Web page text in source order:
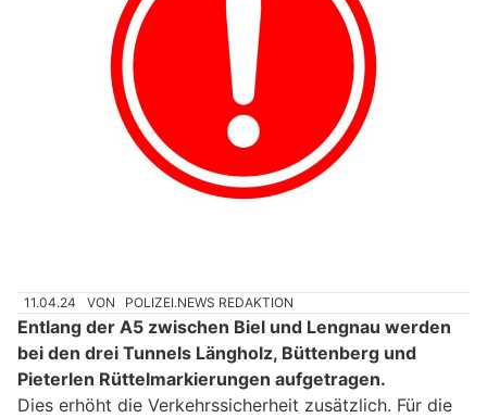
11.04.24 VON POLIZEI.NEWS REDAKTION
Entlang der A5 zwischen Biel und Lengnau werden
bei den drei Tunnels Längholz, Büttenberg und
Pieterlen Rüttelmarkierungen aufgetragen.
Dies erhöht die Verkehrssicherheit zusätzlich. Für die